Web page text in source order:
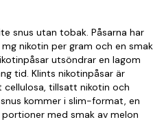
snus utan tobak. Påsarna har
nikotin per gram och en smak
utsöndrar en lagom
tid. Klints nikotinpåsar är
tillsatt nikotin och
kommer i slim-format, en
med smak av melon